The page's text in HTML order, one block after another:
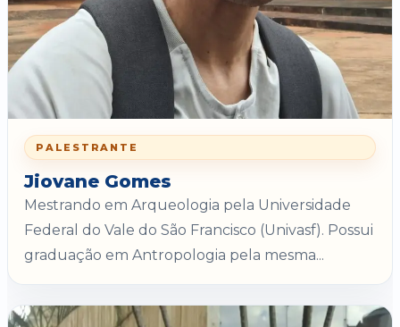
PALESTRANTE
Jiovane Gomes
Mestrando em Arqueologia pela Universidade
Federal do Vale do São Francisco (Univasf). Possui
graduação em Antropologia pela mesma...